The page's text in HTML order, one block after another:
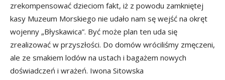
zrekompensować dzieciom fakt, iż z powodu zamkniętej
kasy Muzeum Morskiego nie udało nam sę wejść na okręt
wojenny „Błyskawica”. Być może plan ten uda się
zrealizować w przyszłości. Do domów wróciliśmy zmęczeni,
ale ze smakiem lodów na ustach i bagażem nowych
doświadczeń i wrażeń. Iwona Sitowska